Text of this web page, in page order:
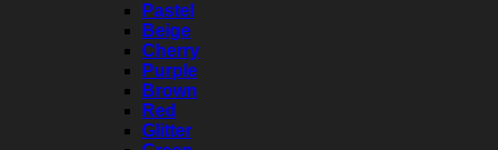
Pastel
Beige
Cherry
Purple
Brown
Red
Glitter